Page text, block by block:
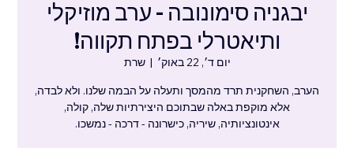
יבגניה סימונובה - ערב מוזיקלי
ותיאטרלי בפתח תקווה!
יום ד׳, 22 באוק׳
  |
שרת
הערב, השחקנית תרד מהמסך ותעלה על הבמה שלנו. ולא לבדה,
אלא מוקפת באלה שבתוכם היצירתיות שלה, קולה,
אינטונציותיה, שיריה, כישרונה - דרכה - נמשכו.